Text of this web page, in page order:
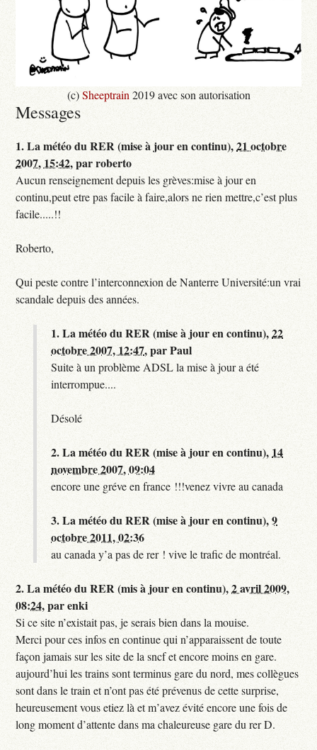
(c)Sheeptrain 2019 avec son autorisation
Messages
1.La météo du RER (mise à jour en continu),21 octobre
2007, 15:42,parroberto
Aucun renseignement depuis les grèves:mise à jour en
continu,peut etre pas facile à faire,alors ne rien mettre,c’est plus
facile.....!!
Roberto,
Qui peste contre l’interconnexion de Nanterre Université:un vrai
scandale depuis des années.
1.La météo du RER (mise à jour en continu),22
octobre 2007, 12:47,parPaul
Suite à un problème ADSL la mise à jour a été
interrompue....
Désolé
2.La météo du RER (mise à jour en continu), 14
novembre 2007, 09:04
encore une gréve en france !!!venez vivre au canada
3.La météo du RER (mise à jour en continu),9
octobre 2011, 02:36
au canada y’a pas de rer ! vive le trafic de montréal.
2.La météo du RER (mis à jour en continu),2 avril 2009,
08:24,parenki
Si ce site n’existait pas, je serais bien dans la mouise.
Merci pour ces infos en continue qui n’apparaissent de toute
façon jamais sur les site de la sncf et encore moins en gare.
aujourd’hui les trains sont terminus gare du nord, mes collègues
sont dans le train et n’ont pas été prévenus de cette surprise,
heureusement vous etiez là et m’avez évité encore une fois de
long moment d’attente dans ma chaleureuse gare du rer D.